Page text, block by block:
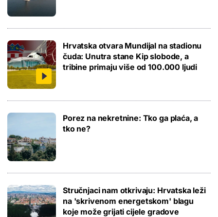
Hrvatska otvara Mundijal na stadionu
čuda: Unutra stane Kip slobode, a
tribine primaju više od 100.000 ljudi
Porez na nekretnine: Tko ga plaća, a
tko ne?
Stručnjaci nam otkrivaju: Hrvatska leži
na 'skrivenom energetskom' blagu
koje može grijati cijele gradove